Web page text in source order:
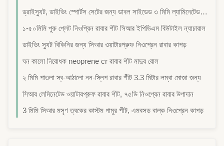
ড্রাইস্যুট, ডাইভিং স্পোর্টস সেটের জন্য ডাবল সাইডেড ৩ মিমি ল্যামিনেটেড সিআর নিওপ্রিন রাবার শিট
১-৫০মিমি পুরু প্লেট নিওপ্রিন রাবার শীট সিআর ইপিডিএম বিউটাইল ন্যাচারাল
ডাইভিং স্যুট বিকিনির জন্য সিআর ওয়াটারপ্রুফ নিওপ্রেন রাবার কাপড়
ঘন কালো নিরোধক neoprene cr রাবার শীট মাদুর রোল
২ মিমি পাতলা স্ব-আঠালো নন-স্লিপ রাবার শীট 3.3 মিটার লম্বা মোজা জন্য
সিআর লেমিনেটেড ওয়াটারপ্রুফ রাবার শীট, ৭৫ডি নিওপ্রেন রাবার উপাদান
3 মিমি সিআর মসৃণ ত্বকের কাস্টম গামুর শীট, এমবসড বাল্ক নিওপ্রেন কাপড়